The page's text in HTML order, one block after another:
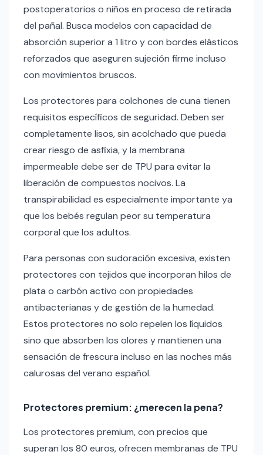
postoperatorios o niños en proceso de retirada
del pañal. Busca modelos con capacidad de
absorción superior a 1 litro y con bordes elásticos
reforzados que aseguren sujeción firme incluso
con movimientos bruscos.
Los protectores para colchones de cuna tienen
requisitos específicos de seguridad. Deben ser
completamente lisos, sin acolchado que pueda
crear riesgo de asfixia, y la membrana
impermeable debe ser de TPU para evitar la
liberación de compuestos nocivos. La
transpirabilidad es especialmente importante ya
que los bebés regulan peor su temperatura
corporal que los adultos.
Para personas con sudoración excesiva, existen
protectores con tejidos que incorporan hilos de
plata o carbón activo con propiedades
antibacterianas y de gestión de la humedad.
Estos protectores no solo repelen los líquidos
sino que absorben los olores y mantienen una
sensación de frescura incluso en las noches más
calurosas del verano español.
Protectores premium: ¿merecen la pena?
Los protectores premium, con precios que
superan los 80 euros, ofrecen membranas de TPU